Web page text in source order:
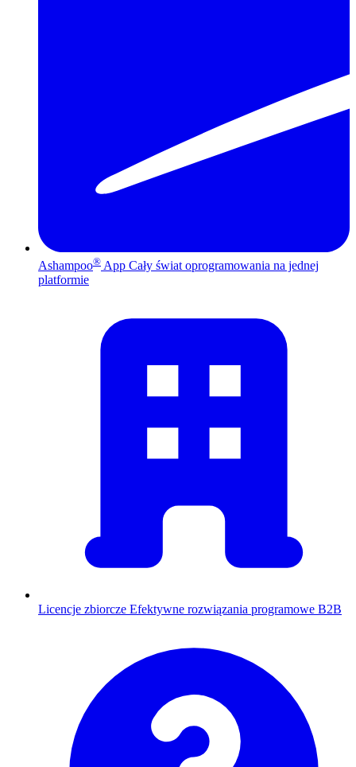
Ashampoo® App Cały świat oprogramowania na jednej
platformie
Licencje zbiorcze Efektywne rozwiązania programowe B2B